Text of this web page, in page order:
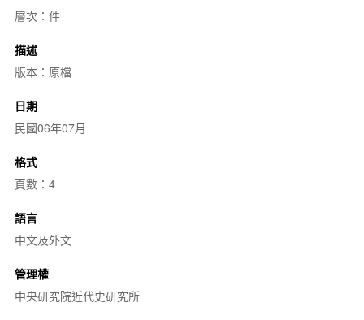
層次：件
描述
版本：原檔
日期
民國06年07月
格式
頁數：4
語言
中文及外文
管理權
中央研究院近代史研究所